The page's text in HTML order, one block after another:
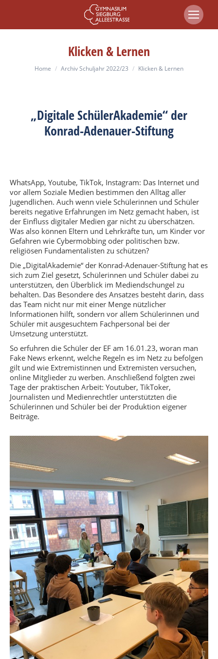
Klicken & Lernen
You are here:
Home Archiv Schuljahr 2022/23 Klicken & Lernen
„Digitale SchülerAkademie“ der
Konrad-Adenauer-Stiftung
WhatsApp, Youtube, TikTok, Instagram: Das Internet und
vor allem Soziale Medien bestimmen den Alltag aller
Jugendlichen. Auch wenn viele Schülerinnen und Schüler
bereits negative Erfahrungen im Netz gemacht haben, ist
der Einfluss digitaler Medien gar nicht zu überschätzen.
Was also können Eltern und Lehrkräfte tun, um Kinder vor
Gefahren wie Cybermobbing oder politischen bzw.
religiösen Fundamentalisten zu schützen?
Die „DigitalAkademie“ der Konrad-Adenauer-Stiftung hat es
sich zum Ziel gesetzt, Schülerinnen und Schüler dabei zu
unterstützen, den Überblick im Mediendschungel zu
behalten. Das Besondere des Ansatzes besteht darin, dass
das Team nicht nur mit einer Menge nützlicher
Informationen hilft, sondern vor allem Schülerinnen und
Schüler mit ausgesuchtem Fachpersonal bei der
Umsetzung unterstützt.
So erfuhren die Schüler der EF am 16.01.23, woran man
Fake News erkennt, welche Regeln es im Netz zu befolgen
gilt und wie Extremistinnen und Extremisten versuchen,
online Mitglieder zu werben. Anschließend folgten zwei
Tage der praktischen Arbeit: Youtuber, TikToker,
Journalisten und Medienrechtler unterstützten die
Schülerinnen und Schüler bei der Produktion eigener
Beiträge.